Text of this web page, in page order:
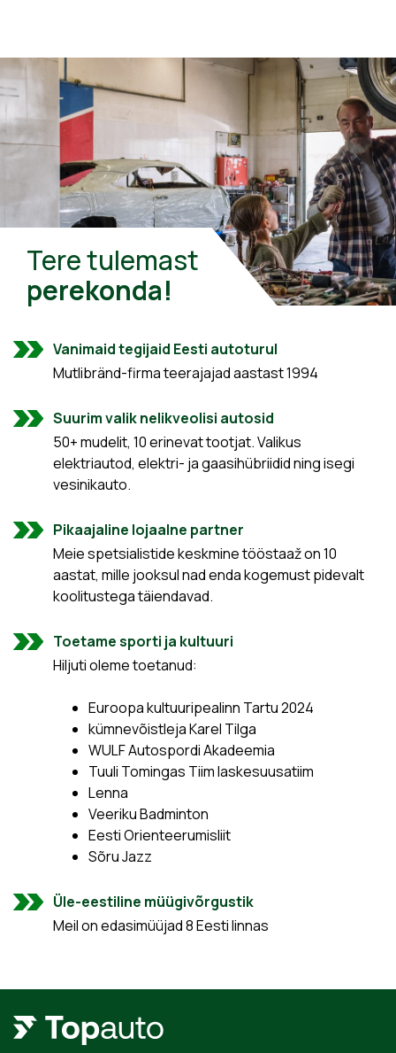
Tere tulemast
perekonda!
Vanimaid tegijaid Eesti autoturul
Mutlibränd-firma teerajajad aastast 1994
Suurim valik nelikveolisi autosid
50+ mudelit, 10 erinevat tootjat. Valikus
elektriautod, elektri- ja gaasihübriidid ning isegi
vesinikauto.
Pikaajaline lojaalne partner
Meie spetsialistide keskmine tööstaaž on 10
aastat, mille jooksul nad enda kogemust pidevalt
koolitustega täiendavad.
Toetame sporti ja kultuuri
Hiljuti oleme toetanud:
Euroopa kultuuripealinn Tartu 2024
kümnevõistleja Karel Tilga
WULF Autospordi Akadeemia
Tuuli Tomingas Tiim laskesuusatiim
Lenna
Veeriku Badminton
Eesti Orienteerumisliit
Sõru Jazz
Üle-eestiline müügivõrgustik
Meil on edasimüüjad 8 Eesti linnas